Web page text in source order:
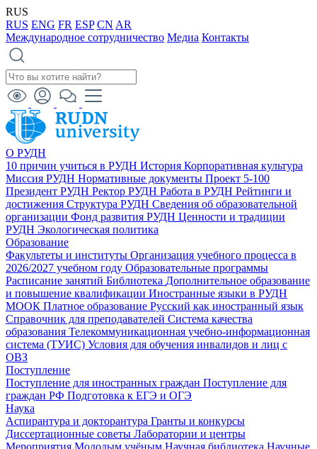
RUS
RUS ENG FR ESP CN AR
Международное сотрудничество Медиа Контакты
О РУДН
10 причин учиться в РУДН История Корпоративная культура
Миссия РУДН Нормативные документы Проект 5-100
Президент РУДН Ректор РУДН Работа в РУДН Рейтинги и
достижения Структура РУДН Сведения об образовательной
организации Фонд развития РУДН Ценности и традиции
РУДН Экологическая политика
Образование
Факультеты и институты Организация учебного процесса в
2026/2027 учебном году Образовательные программы
Расписание занятий Библиотека Дополнительное образование
и повышение квалификации Иностранные языки в РУДН
МООК Платное образование Русский как иностранный язык
Справочник для преподавателей Система качества
образования Телекоммуникационная учебно-информационная
система (ТУИС) Условия для обучения инвалидов и лиц с
ОВЗ
Поступление
Поступление для иностранных граждан Поступление для
граждан РФ Подготовка к ЕГЭ и ОГЭ
Наука
Аспирантура и докторантура Гранты и конкурсы
Диссертационные советы Лаборатории и центры
Мероприятия Молодым учёным Научная библиотека Научные